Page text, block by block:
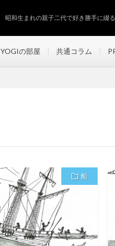
昭和生まれの親子二代で好き勝手に綴
YOGIの部屋 共通コラム
船